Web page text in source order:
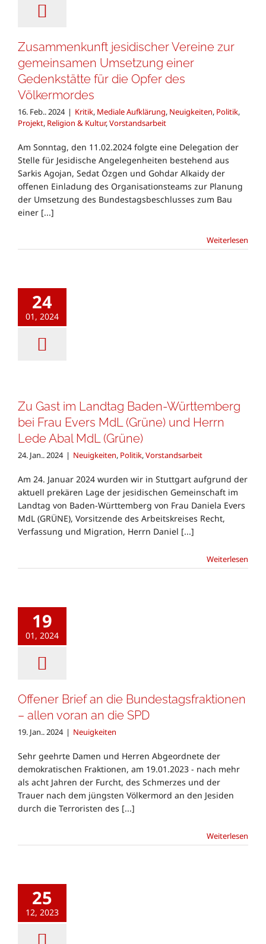
Zusammenkunft jesidischer Vereine zur
gemeinsamen Umsetzung einer
Gedenkstätte für die Opfer des
Völkermordes
16. Feb.. 2024 | Kritik, Mediale Aufklärung, Neuigkeiten, Politik,
Projekt, Religion & Kultur,Vorstandsarbeit
Am Sonntag, den 11.02.2024 folgte eine Delegation der
Stelle für Jesidische Angelegenheiten bestehend aus
Sarkis Agojan, Sedat Özgen und Gohdar Alkaidy der
offenen Einladung des Organisationsteams zur Planung
der Umsetzung des Bundestagsbeschlusses zum Bau
einer [...]
Weiterlesen
24
01, 2024
Zu Gast im Landtag Baden-Württemberg
bei Frau Evers MdL (Grüne) und Herrn
Lede Abal MdL (Grüne)
24. Jan.. 2024 | Neuigkeiten, Politik,Vorstandsarbeit
Am 24. Januar 2024 wurden wir in Stuttgart aufgrund der
aktuell prekären Lage der jesidischen Gemeinschaft im
Landtag von Baden-Württemberg von Frau Daniela Evers
MdL (GRÜNE), Vorsitzende des Arbeitskreises Recht,
Verfassung und Migration, Herrn Daniel [...]
Weiterlesen
19
01, 2024
Offener Brief an die Bundestagsfraktionen
– allen voran an die SPD
19. Jan.. 2024 | Neuigkeiten
Sehr geehrte Damen und Herren Abgeordnete der
demokratischen Fraktionen, am 19.01.2023 - nach mehr
als acht Jahren der Furcht, des Schmerzes und der
Trauer nach dem jüngsten Völkermord an den Jesiden
durch die Terroristen des [...]
Weiterlesen
25
12, 2023